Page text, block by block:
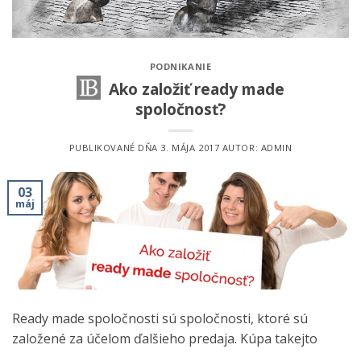
PODNIKANIE
Ako založiť ready made
spoločnosť?
PUBLIKOVANÉ DŇA 3. MÁJA 2017 AUTOR: ADMIN
03
máj
Ready made spoločnosti sú spoločnosti, ktoré sú
založené za účelom ďalšieho predaja. Kúpa takejto